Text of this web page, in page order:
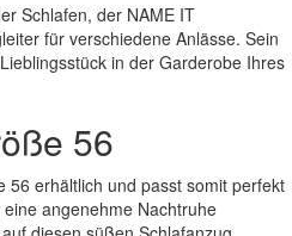
Schlafen, der NAME IT
für verschiedene Anlässe. Sein
in der Garderobe Ihres
56
56 erhältlich und passt somit perfekt
angenehme Nachtruhe